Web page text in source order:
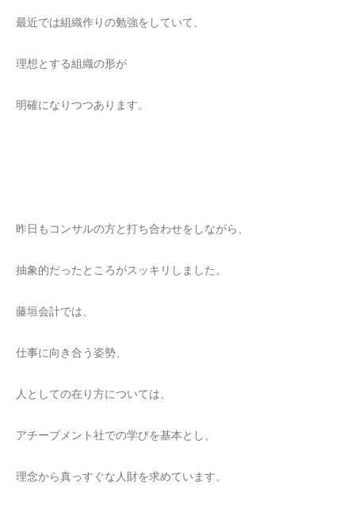
最近では組織作りの勉強をしていて、
理想とする組織の形が
明確になりつつあります。
昨日もコンサルの方と打ち合わせをしながら、
抽象的だったところがスッキリしました。
藤垣会計では、
仕事に向き合う姿勢、
人としての在り方については、
アチーブメント社での学びを基本とし、
理念から真っすぐな人財を求めています。